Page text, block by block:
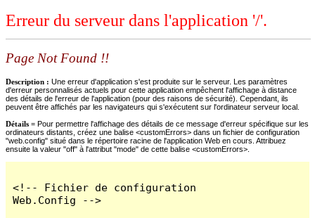
Erreur du serveur dans l'application '/'.
Page Not Found !!
Description : Une erreur d'application s'est produite sur le serveur. Les paramètres
d'erreur personnalisés actuels pour cette application empêchent l'affichage à distance
des détails de l'erreur de l'application (pour des raisons de sécurité). Cependant, ils
peuvent être affichés par les navigateurs qui s'exécutent sur l'ordinateur serveur local.
Détails = Pour permettre l'affichage des détails de ce message d'erreur spécifique sur les
ordinateurs distants, créez une balise <customErrors> dans un fichier de configuration
"web.config" situé dans le répertoire racine de l'application Web en cours. Attribuez
ensuite la valeur "off" à l'attribut "mode" de cette balise <customErrors>.
<!-- Fichier de configuration
Web.Config -->